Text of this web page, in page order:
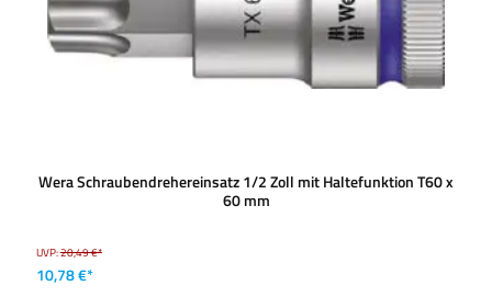
Wera Schraubendrehereinsatz 1/2 Zoll mit Haltefunktion T60 x
60 mm
UVP:20,49 €*
10,78 €*